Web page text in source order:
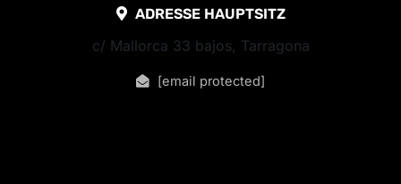
ADRESSE HAUPTSITZ
c/ Mallorca 33 bajos, Tarragona
[email protected]